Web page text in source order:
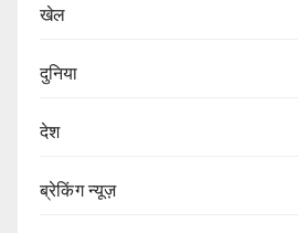
खेल
दुनिया
देश
ब्रेकिंग न्यूज़